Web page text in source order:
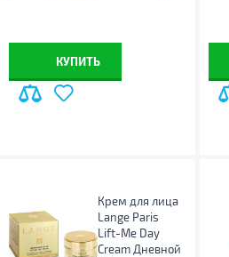
КУПИТЬ
Крем для лица
Lange Paris
Lift-Me Day
Cream Дневной